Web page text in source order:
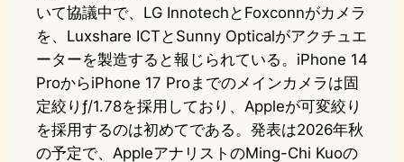
いて協議中で、LG InnotechとFoxconnがカメラ
を、Luxshare ICTとSunny Opticalがアクチュエ
ーターを製造すると報じられている。iPhone 14
ProからiPhone 17 Proまでのメインカメラは固
定絞りƒ/1.78を採用しており、Appleが可変絞り
を採用するのは初めてである。発表は2026年秋
の予定で、AppleアナリストのMing-Chi Kuoの